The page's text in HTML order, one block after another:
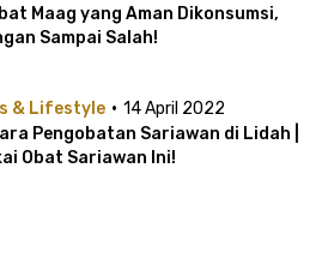
Maag yang Aman Dikonsumsi,
Sampai Salah!
& Lifestyle · 14 April 2022
Pengobatan Sariawan di Lidah |
Obat Sariawan Ini!